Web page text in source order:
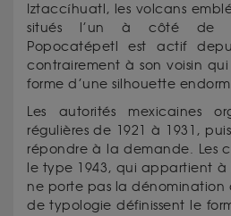
Iztaccíhuatl, les volcans
situés l’un à côté de
Popocatépetl est actif
contrairement à son voisin
forme d’une silhouette
Les autorités mexicaines
régulières de 1921 à 1931,
répondre à la demande. Les
le type 1943, qui appartient à
ne porte pas la dénomination
de typologie définissent le